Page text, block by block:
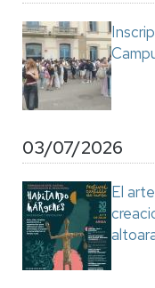
03/07/2026
El